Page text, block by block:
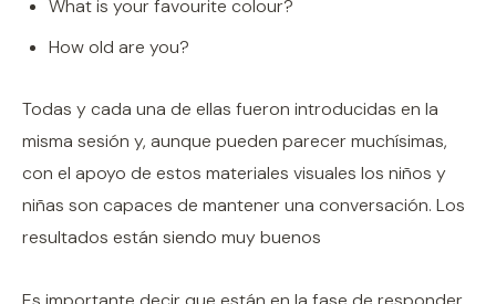
What is your favourite colour?
How old are you?
Todas y cada una de ellas fueron introducidas en la
misma sesión y, aunque pueden parecer muchísimas,
con el apoyo de estos materiales visuales los niños y
niñas son capaces de mantener una conversación. Los
resultados están siendo muy buenos